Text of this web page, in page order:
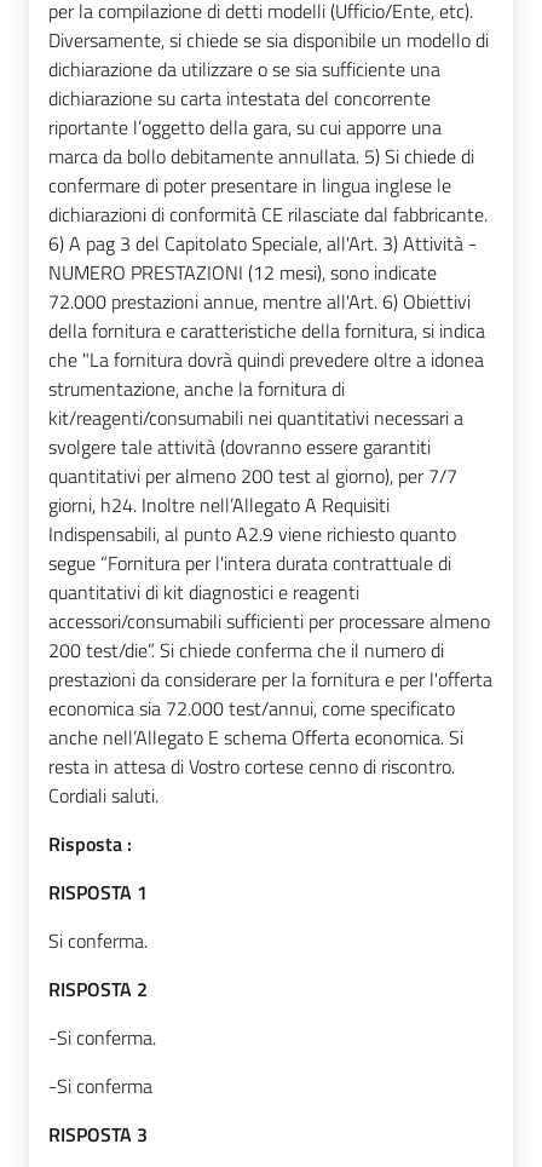
per la compilazione di detti modelli (Ufficio/Ente, etc).
Diversamente, si chiede se sia disponibile un modello di
dichiarazione da utilizzare o se sia sufficiente una
dichiarazione su carta intestata del concorrente
riportante l’oggetto della gara, su cui apporre una
marca da bollo debitamente annullata. 5) Si chiede di
confermare di poter presentare in lingua inglese le
dichiarazioni di conformità CE rilasciate dal fabbricante.
6) A pag 3 del Capitolato Speciale, all'Art. 3) Attività -
NUMERO PRESTAZIONI (12 mesi), sono indicate
72.000 prestazioni annue, mentre all'Art. 6) Obiettivi
della fornitura e caratteristiche della fornitura, si indica
che "La fornitura dovrà quindi prevedere oltre a idonea
strumentazione, anche la fornitura di
kit/reagenti/consumabili nei quantitativi necessari a
svolgere tale attività (dovranno essere garantiti
quantitativi per almeno 200 test al giorno), per 7/7
giorni, h24. Inoltre nell’Allegato A Requisiti
Indispensabili, al punto A2.9 viene richiesto quanto
segue “Fornitura per l'intera durata contrattuale di
quantitativi di kit diagnostici e reagenti
accessori/consumabili sufficienti per processare almeno
200 test/die”. Si chiede conferma che il numero di
prestazioni da considerare per la fornitura e per l'offerta
economica sia 72.000 test/annui, come specificato
anche nell’Allegato E schema Offerta economica. Si
resta in attesa di Vostro cortese cenno di riscontro.
Cordiali saluti.
Risposta :
RISPOSTA 1
Si conferma.
RISPOSTA 2
-Si conferma.
-Si conferma
RISPOSTA 3